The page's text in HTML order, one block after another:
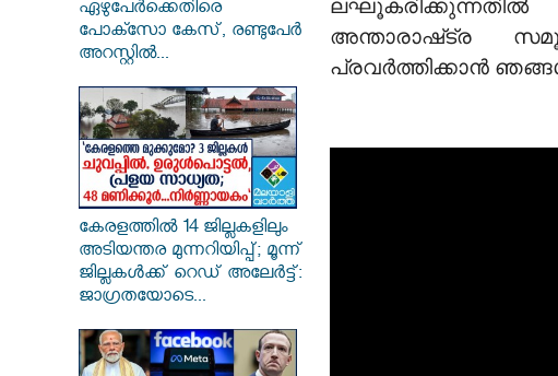
ഏഴുപേർക്കെതിരെ
പോക്സോ കേസ്, രണ്ടുപേർ
അറസ്റ്റിൽ...
കേരളത്തിൽ 14 ജില്ലകളിലും
അടിയന്തര മുന്നറിയിപ്പ്; മൂന്ന്
ജില്ലകൾക്ക് റെഡ് അലേർട്ട്:
ജാഗ്രതയോടെ...
അന്താരാഷ്‌ട്ര
പ്രവർത്തിക്കാൻ